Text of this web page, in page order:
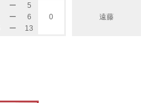
ー
5
ー
6
ー 13
0 遠藤